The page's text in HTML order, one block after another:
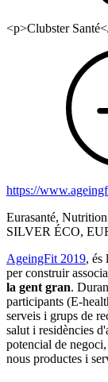
<p>Clubster
https://
Eurasanté,
SILVER ÉCO,
AgeingFit 2019, és
per construir
la gent gran.
participants (E-
serveis i grups de
salut i residències
potencial de
nous productes i